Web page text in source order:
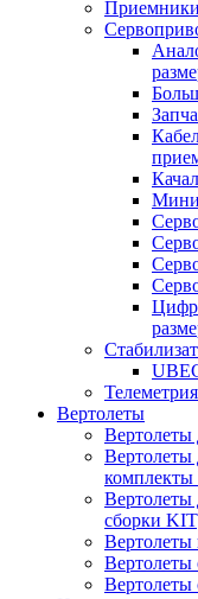
Приемники
Мини
Вертолеты
Вертолеты
Вертолеты
комплекты
Вертолеты
сборки
Вертолеты
Вертолеты